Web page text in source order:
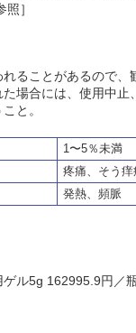
］
ることがあるので、
場合には、使用中止
と。
1〜5％未満
疼痛、そう
発熱、頻脈
ル5g 162995.9円／